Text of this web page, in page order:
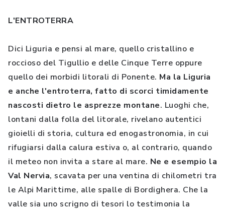
L'ENTROTERRA
Dici Liguria e pensi al mare, quello cristallino e
roccioso del Tigullio e delle Cinque Terre oppure
quello dei morbidi litorali di Ponente. Ma la Liguria
e anche l'entroterra, fatto di scorci timidamente
nascosti dietro le asprezze montane. Luoghi che,
lontani dalla folla del litorale, rivelano autentici
gioielli di storia, cultura ed enogastronomia, in cui
rifugiarsi dalla calura estiva o, al contrario, quando
il meteo non invita a stare al mare. Ne e esempio la
Val Nervia, scavata per una ventina di chilometri tra
le Alpi Marittime, alle spalle di Bordighera. Che la
valle sia uno scrigno di tesori lo testimonia la